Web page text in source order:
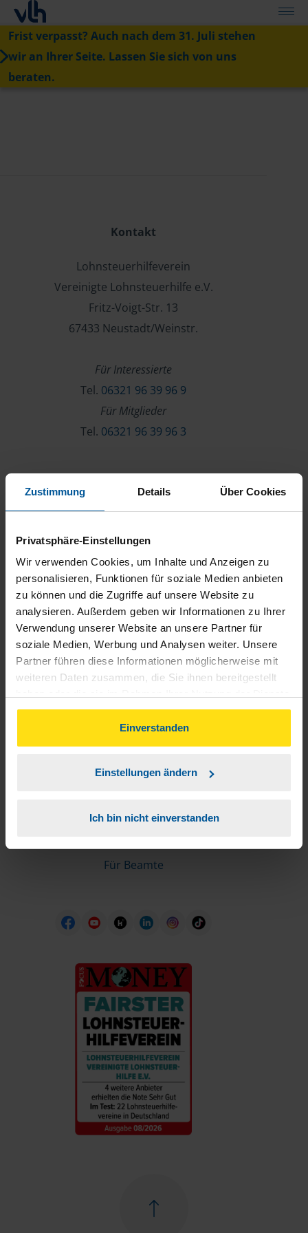
Zustimmung Details Über Cookies
Privatsphäre-Einstellungen
Wir verwenden Cookies, um Inhalte und Anzeigen zu
personalisieren, Funktionen für soziale Medien anbieten
zu können und die Zugriffe auf unsere Website zu
analysieren. Außerdem geben wir Informationen zu Ihrer
Verwendung unserer Website an unsere Partner für
soziale Medien, Werbung und Analysen weiter. Unsere
Partner führen diese Informationen möglicherweise mit
weiteren Daten zusammen, die Sie ihnen bereitgestellt
gesammelt haben. Indem Sie auf Einverstanden klicken,
können Sie der Verwendung von Cookies, gemäß
unserer
Einverstanden
Einstellungen ändern
Ich bin nicht einverstanden
Frist verpasst? Auch nach dem 31. Juli stehen
wir an Ihrer Seite. Lassen Sie sich von uns
beraten.
Kontakt
Lohnsteuerhilfeverein
Vereinigte Lohnsteuerhilfe e.V.
Fritz-Voigt-Str. 13
67433 Neustadt/Weinstr.
Für Interessierte
Tel. 06321 96 39 96 9
Für Mitglieder
Tel. 06321 96 39 96 3
Über die VLH
Beratersuche
Karriere
Presse
Kontakt
Informationen für Mitglieder
Schnelleinstiege
Steuererklärung machen lassen
Online-Steuererklärung
Die erste Steuererklärung
Für Azubis
Für Beamte